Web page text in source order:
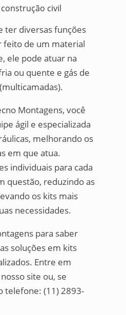
ter diversas funções
feito de um material
ele pode atuar na
ou quente e gás de
Montagens, você
ágil e especializada
melhorando os
em que atua.
individuais para cada
questão, reduzindo as
os kits mais
necessidades.
para saber
soluções em kits
Entre em
site ou, se
telefone: (11) 2893-